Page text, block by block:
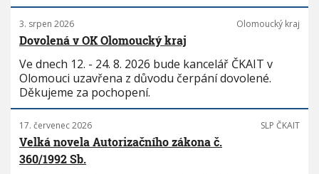
3. srpen 2026 Olomoucký kraj
Dovolená v OK Olomoucký kraj
Ve dnech 12. - 24. 8. 2026 bude kancelář ČKAIT v
Olomouci uzavřena z důvodu čerpání dovolené.
Děkujeme za pochopení.
17. červenec 2026 SLP ČKAIT
Velká novela Autorizačního zákona č.
360/1992 Sb.